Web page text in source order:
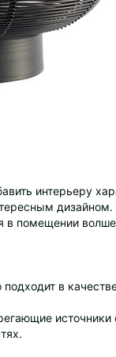
интерьеру
дизайном.
в помещении
в
источники